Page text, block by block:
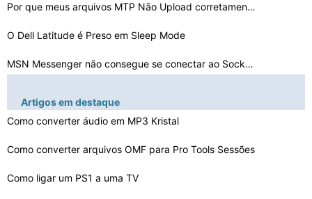
Por que meus arquivos MTP Não Upload corretamente
O Dell Latitude é Preso em Sleep Mode
MSN Messenger não consegue se conectar ao Socks Proxy …
Streaming de vídeo uso da CPU
A Logitech G500 Side Scroll não está funcionando
Meu Hulu desktop Desinstala em seu Próprio
Artigos em destaque
Como converter áudio em MP3 Kristal
Como converter arquivos OMF para Pro Tools Sessões
Como ligar um PS1 a uma TV